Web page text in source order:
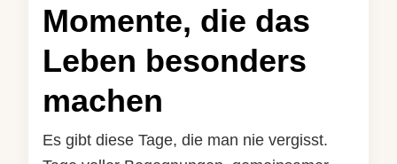
Momente, die das
Leben besonders
machen
Es gibt diese Tage, die man nie vergisst.